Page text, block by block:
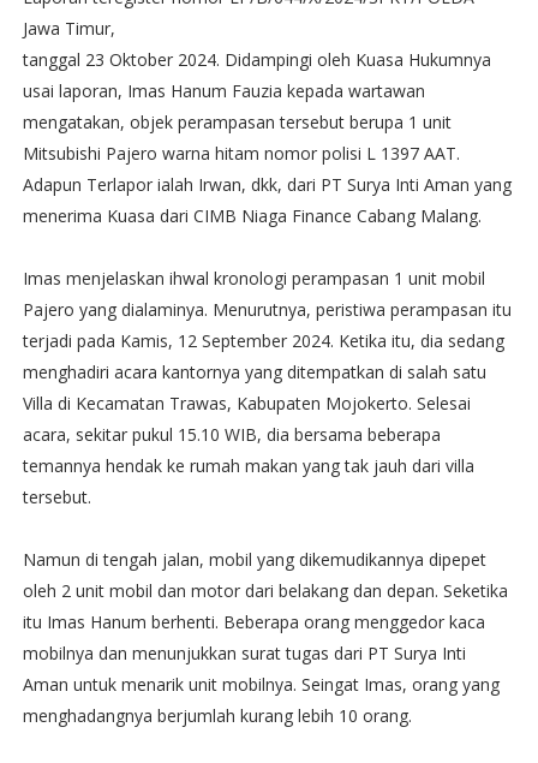
Jawa Timur,
tanggal 23 Oktober 2024. Didampingi oleh Kuasa Hukumnya
usai laporan, Imas Hanum Fauzia kepada wartawan
mengatakan, objek perampasan tersebut berupa 1 unit
Mitsubishi Pajero warna hitam nomor polisi L 1397 AAT.
Adapun Terlapor ialah Irwan, dkk, dari PT Surya Inti Aman yang
menerima Kuasa dari CIMB Niaga Finance Cabang Malang.
Imas menjelaskan ihwal kronologi perampasan 1 unit mobil
Pajero yang dialaminya. Menurutnya, peristiwa perampasan itu
terjadi pada Kamis, 12 September 2024. Ketika itu, dia sedang
menghadiri acara kantornya yang ditempatkan di salah satu
Villa di Kecamatan Trawas, Kabupaten Mojokerto. Selesai
acara, sekitar pukul 15.10 WIB, dia bersama beberapa
temannya hendak ke rumah makan yang tak jauh dari villa
tersebut.
Namun di tengah jalan, mobil yang dikemudikannya dipepet
oleh 2 unit mobil dan motor dari belakang dan depan. Seketika
itu Imas Hanum berhenti. Beberapa orang menggedor kaca
mobilnya dan menunjukkan surat tugas dari PT Surya Inti
Aman untuk menarik unit mobilnya. Seingat Imas, orang yang
menghadangnya berjumlah kurang lebih 10 orang.